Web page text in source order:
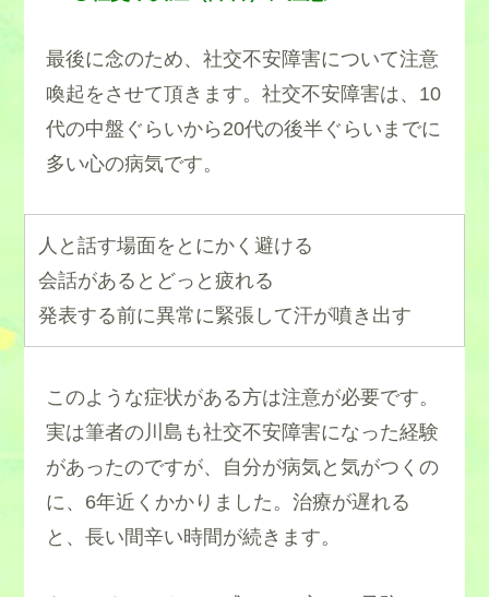
最後に念のため、社交不安障害について注意
喚起をさせて頂きます。社交不安障害は、10
代の中盤ぐらいから20代の後半ぐらいまでに
多い心の病気です。
人と話す場面をとにかく避ける
会話があるとどっと疲れる
発表する前に異常に緊張して汗が噴き出す
このような症状がある方は注意が必要です。
実は筆者の川島も社交不安障害になった経験
があったのですが、自分が病気と気がつくの
に、6年近くかかりました。治療が遅れる
と、長い間辛い時間が続きます。